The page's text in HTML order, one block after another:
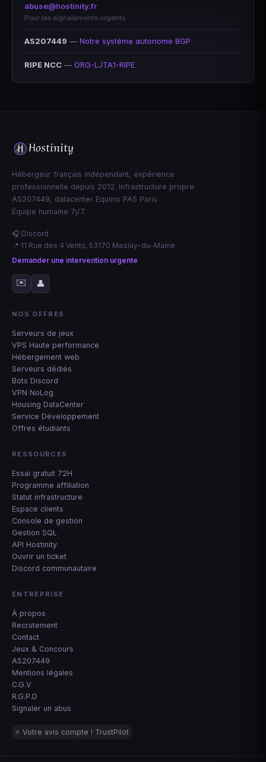
abuse@hostinity.fr
Pour les signalements urgents
AS207449 — Notre système autonome BGP
RIPE NCC — ORG-LJTA1-RIPE
Hébergeur français indépendant, expérience
professionnelle depuis 2012. Infrastructure propre
AS207449, datacenter Equinix PA5 Paris
Équipe humaine 7j/7.
🎧 Discord
📍 11 Rue des 4 Vents, 53170 Meslay-du-Maine
Demander une intervention urgente
✉️ 👤
NOS OFFRES
Serveurs de jeux
VPS Haute performance
Hébergement web
Serveurs dédiés
Bots Discord
VPN NoLog
Housing DataCenter
Service Développement
Offres étudiants
RESSOURCES
Essai gratuit 72H
Programme affiliation
Statut infrastructure
Espace clients
Console de gestion
Gestion SQL
API Hostinity
Ouvrir un ticket
Discord communautaire
ENTREPRISE
À propos
Recrutement
Contact
Jeux & Concours
AS207449
Mentions légales
C.G.V
R.G.P.D
Signaler un abus
⭐ Votre avis compte ! TrustPilot